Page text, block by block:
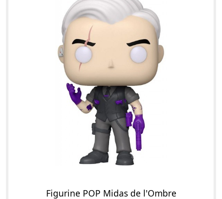
Figurine POP Midas de l'Ombre